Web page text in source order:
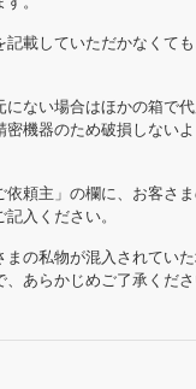
記載していただかなくて
にない場合はほかの箱で
密機器のため破損しない
依頼主」の欄に、お客さ
入ください。
まの私物が混入されてい
あらかじめご了承くださ